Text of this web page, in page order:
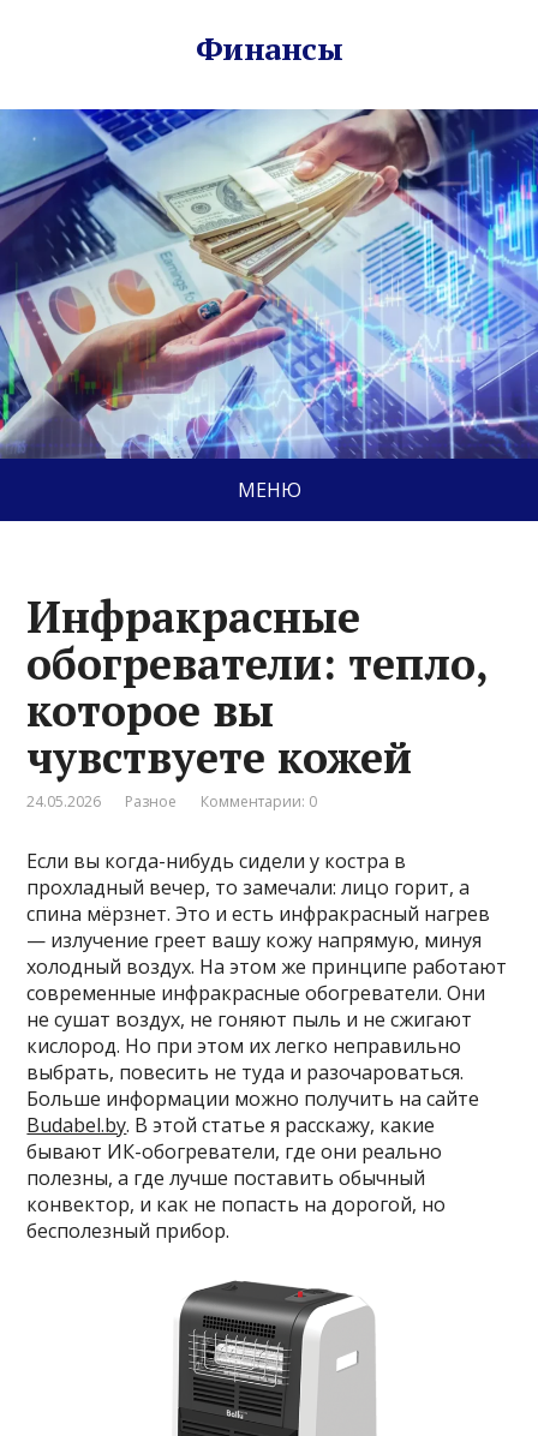
Финансы
МЕНЮ
Инфракрасные
обогреватели: тепло,
которое вы
чувствуете кожей
24.05.2026 Разное Комментарии: 0
Если вы когда-нибудь сидели у костра в
прохладный вечер, то замечали: лицо горит, а
спина мёрзнет. Это и есть инфракрасный нагрев
— излучение греет вашу кожу напрямую, минуя
холодный воздух. На этом же принципе работают
современные инфракрасные обогреватели. Они
не сушат воздух, не гоняют пыль и не сжигают
кислород. Но при этом их легко неправильно
выбрать, повесить не туда и разочароваться.
Больше информации можно получить на сайте
Budabel.by. В этой статье я расскажу, какие
бывают ИК-обогреватели, где они реально
полезны, а где лучше поставить обычный
конвектор, и как не попасть на дорогой, но
бесполезный прибор.